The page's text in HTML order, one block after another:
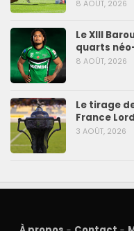
8 AOÛT, 2026
Le XIII
quarts
8 AOÛT, 2026
Le tirage
France
3 AOÛT, 2026